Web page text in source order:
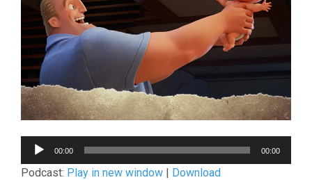
Audio-
Player
00:00 00:00
Podcast: Play in new window | Download